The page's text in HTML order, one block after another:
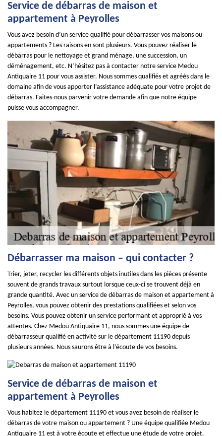
Service de débarras de maison et
appartement à Peyrolles
Vous avez besoin d’un service qualifié pour débarrasser vos maisons ou
appartements ? Les raisons en sont plusieurs. Vous pouvez réaliser le
débarras pour le nettoyage et grand ménage, une succession, un
déménagement, etc. N’hésitez pas à contacter notre service Medou
Antiquaire 11 pour vous assister. Nous sommes qualifiés et agréés dans le
domaine afin de vous apporter l’assistance adéquate pour votre projet de
débarras. Faites-nous parvenir votre demande afin que notre équipe
puisse vous accompagner.
Débarrasser ma maison – qui contacter ?
Trier, jeter, recycler les différents objets inutiles dans les pièces présente
souvent de grands travaux surtout lorsque ceux-ci se trouvent déjà en
grande quantité. Avec un service de débarras de maison et appartement à
Peyrolles, vous pouvez obtenir des prestations qualifiées et selon vos
besoins. Vous pouvez obtenir un service performant et approprié à vos
attentes. Chez Medou Antiquaire 11, nous sommes une équipe de
débarrasseur qualifié en activité sur le département 11190 depuis
plusieurs années. Nous saurons être à l’écoute de vos besoins.
Service de débarras de maison et
appartement à Peyrolles
Vous habitez le département 11190 et vous avez besoin de réaliser le
débarras de votre maison ou appartement ? Une équipe qualifiée Medou
Antiquaire 11 est à votre écoute et effectue une étude de votre projet.